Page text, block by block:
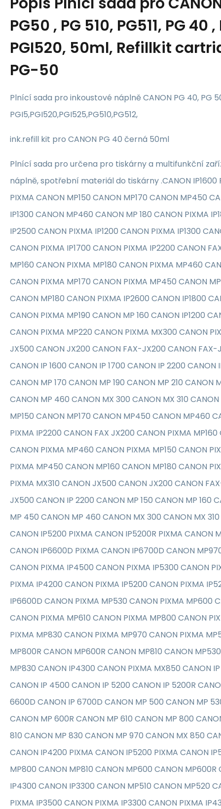
PG50 , PG 510, PG511, PG 40
PGI520, 50ml, Refillkit
PG-50
Plnící sada pro inkoustové náplně CANON PG 40, PG
PGI5,PGI520,PGI525,PG510,PG512,
ink.refill kit pro CANON PG 40 černá 50ml
Plnící sada pro určena pro tiskárny a multifunkční
náplně, spotřební materiál do tiskárny .CANON IP1600
PIXMA CANON MP150 CANON MP170 CANON MP450
IP1300 CANON MP460 CANON MP 180 CANON PIXMA
IP2500 CANON PIXMA IP1200 CANON PIXMA IP1300
CANON PIXMA IP1700 CANON PIXMA IP2200 CANON
MP160 CANON PIXMA MP180 CANON PIXMA MP460
CANON PIXMA MP170 CANON PIXMA MP450 CANON
CANON MP180 CANON PIXMA IP2600 CANON IP1800
CANON PIXMA MP190 CANON MP 160 CANON IP1200
CANON PIXMA MP220 CANON PIXMA MX300 CANON
JX500 CANON JX200 CANON FAX-JX200 CANON FAX-
CANON IP 1600 CANON IP 1700 CANON IP 2200 CANON
CANON MP 170 CANON MP 190 CANON MP 210 CANON
CANON MP 460 CANON MX 300 CANON MX 310
MP150 CANON MP170 CANON MP450 CANON MP460
PIXMA IP2200 CANON FAX JX200 CANON PIXMA MP160
CANON PIXMA MP460 CANON PIXMA MP150 CANON
PIXMA MP450 CANON MP160 CANON MP180 CANON
PIXMA MX310 CANON JX500 CANON JX200 CANON
JX500 CANON IP 2200 CANON MP 150 CANON MP 160
MP 450 CANON MP 460 CANON MX 300 CANON MX
CANON IP5200 PIXMA CANON IP5200R PIXMA CANON
CANON IP6600D PIXMA CANON IP6700D CANON
CANON PIXMA IP4500 CANON PIXMA IP5300 CANON
PIXMA IP4200 CANON PIXMA IP5200 CANON PIXMA
IP6600D CANON PIXMA MP530 CANON PIXMA MP600
CANON PIXMA MP610 CANON PIXMA MP800 CANON
PIXMA MP830 CANON PIXMA MP970 CANON PIXMA
MP800R CANON MP600R CANON MP810 CANON
MP830 CANON IP4300 CANON PIXMA MX850 CANON
CANON IP 4500 CANON IP 5200 CANON IP 5200R
6600D CANON IP 6700D CANON MP 500 CANON MP
CANON MP 600R CANON MP 610 CANON MP 800
810 CANON MP 830 CANON MP 970 CANON MX 850
CANON IP4200 PIXMA CANON IP5200 PIXMA CANON
MP800 CANON MP810 CANON MP600 CANON MP600R
IP4300 CANON IP3300 CANON MP510 CANON MP520
PIXMA IP3500 CANON PIXMA IP3300 CANON PIXMA